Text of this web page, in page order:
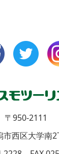
〒950-2111
市西区大学南